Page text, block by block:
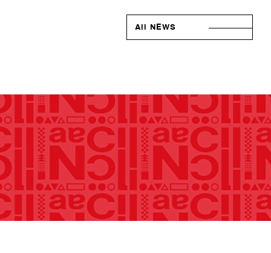
All NEWS